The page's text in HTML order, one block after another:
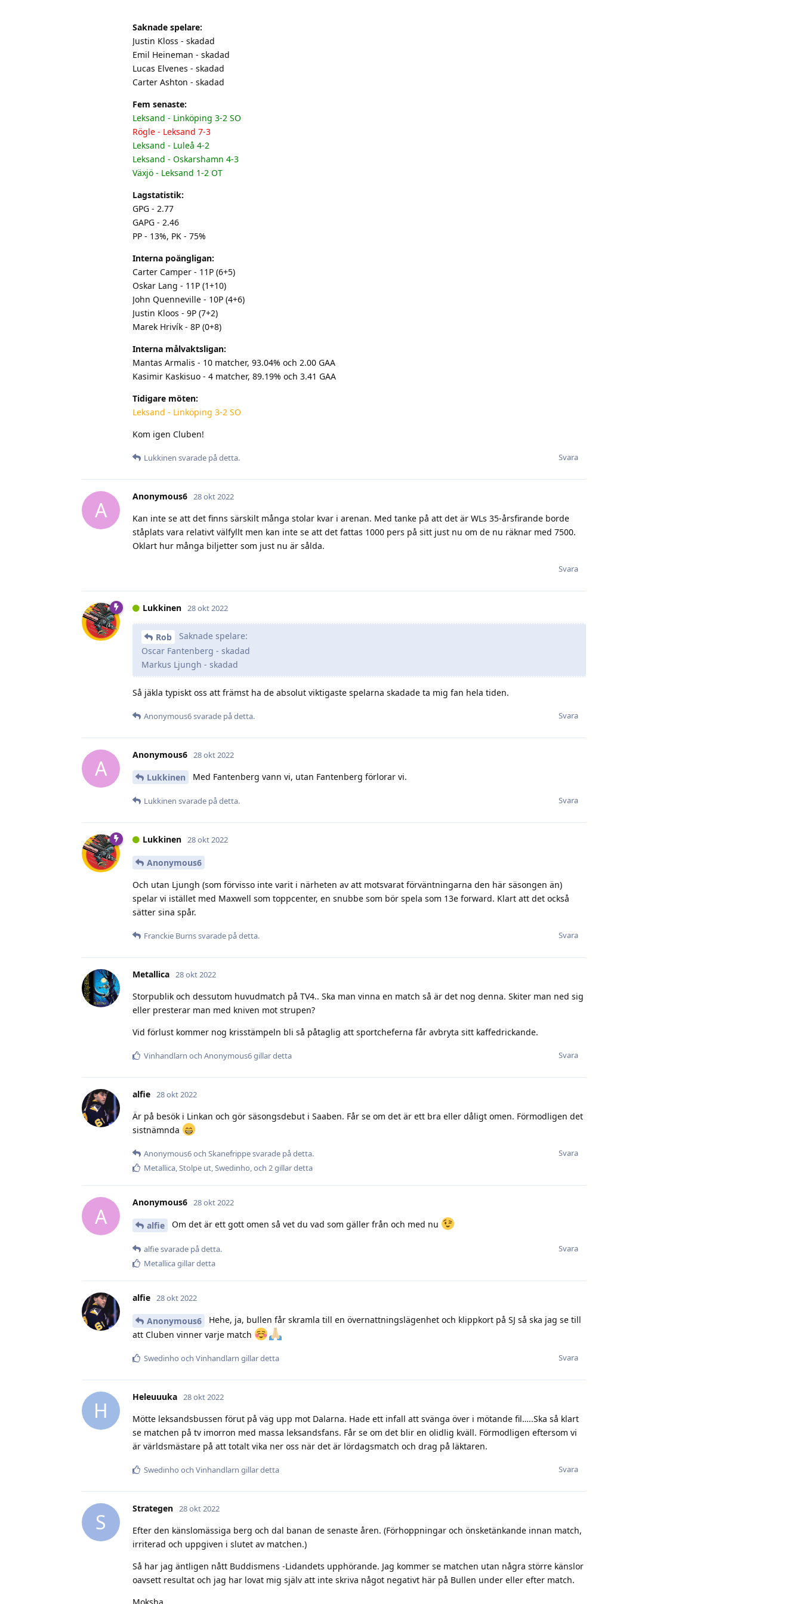
Saknade spelare:
Justin Kloss - skadad
Emil Heineman - skadad
Lucas Elvenes - skadad
Carter Ashton - skadad
Fem senaste:
Leksand - Linköping 3-2 SO
Rögle - Leksand 7-3
Leksand - Luleå 4-2
Leksand - Oskarshamn 4-3
Växjö - Leksand 1-2 OT
Lagstatistik:
GPG - 2.77
GAPG - 2.46
PP - 13%, PK - 75%
Interna poängligan:
Carter Camper - 11P (6+5)
Oskar Lang - 11P (1+10)
John Quenneville - 10P (4+6)
Justin Kloos - 9P (7+2)
Marek Hrivík - 8P (0+8)
Interna målvaktsligan:
Mantas Armalis - 10 matcher, 93.04% och 2.00 GAA
Kasimir Kaskisuo - 4 matcher, 89.19% och 3.41 GAA
Tidigare möten:
Leksand - Linköping 3-2 SO
Kom igen Cluben!
Svara
Lukkinen svarade på detta.
A
Anonymous6 28 okt 2022
Kan inte se att det finns särskilt många stolar kvar i arenan. Med tanke på att det är WLs 35-årsfirande borde
ståplats vara relativt välfyllt men kan inte se att det fattas 1000 pers på sitt just nu om de nu räknar med 7500.
Oklart hur många biljetter som just nu är sålda.
Svara
Lukkinen 28 okt 2022
Rob
Saknade spelare:
Oscar Fantenberg - skadad
Markus Ljungh - skadad
Så jäkla typiskt oss att främst ha de absolut viktigaste spelarna skadade ta mig fan hela tiden.
Svara
Anonymous6svarade på detta.
A
Anonymous6 28 okt 2022
Lukkinen Med Fantenberg vann vi, utan Fantenberg förlorar vi.
Svara
Lukkinen svarade på detta.
Lukkinen 28 okt 2022
Anonymous6
Och utan Ljungh (som förvisso inte varit i närheten av att motsvarat förväntningarna den här säsongen än)
spelar vi istället med Maxwell som toppcenter, en snubbe som bör spela som 13e forward. Klart att det också
sätter sina spår.
Svara
Franckie Burnssvarade på detta.
Metallica 28 okt 2022
Storpublik och dessutom huvudmatch på TV4.. Ska man vinna en match så är det nog denna. Skiter man ned sig
eller presterar man med kniven mot strupen?
Vid förlust kommer nog krisstämpeln bli så påtaglig att sportcheferna får avbryta sitt kaffedrickande.
Svara
Vinhandlarn och Anonymous6gillar detta
alfie 28 okt 2022
Är på besök i Linkan och gör säsongsdebut i Saaben. Får se om det är ett bra eller dåligt omen. Förmodligen det
sistnämnda
Svara
Anonymous6och Skanefrippesvarade på detta.
Metallica,Stolpe ut,Swedinho, och 2gillar detta
A
Anonymous6 28 okt 2022
alfie Om det är ett gott omen så vet du vad som gäller från och med nu
Svara
alfiesvarade på detta.
Metallicagillar detta
alfie 28 okt 2022
Anonymous6
Hehe, ja, bullen får skramla till en övernattningslägenhet och klippkort på SJ så ska jag se till
att Cluben vinner varje match
Svara
Swedinho och Vinhandlarn gillar detta
H
Heleuuuka 28 okt 2022
Mötte leksandsbussen förut på väg upp mot Dalarna. Hade ett infall att svänga över i mötande fil…..Ska så klart
se matchen på tv imorron med massa leksandsfans. Får se om det blir en olidlig kväll. Förmodligen eftersom vi
är världsmästare på att totalt vika ner oss när det är lördagsmatch och drag på läktaren.
Svara
Swedinho och Vinhandlarn gillar detta
S
Strategen 28 okt 2022
Efter den känslomässiga berg och dal banan de senaste åren. (Förhoppningar och önsketänkande innan match,
irriterad och uppgiven i slutet av matchen.)
Så har jag äntligen nått Buddismens -Lidandets upphörande. Jag kommer se matchen utan några större känslor
oavsett resultat och jag har lovat mig själv att inte skriva något negativt här på Bullen under eller efter match.
Moksha…